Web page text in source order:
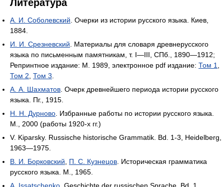
Литература
А. И. Соболевский . Очерки из истории русского языка. Киев,
1884.
И. И. Срезневский . Материалы для словаря древнерусского
языка по письменным памятникам, т. I—III, СПб., 1890—1912;
Репринтное издание: М. 1989, электронное pdf издание: Том 1
Том 2 Том 3
А. А. Шахматов . Очерк древнейшего периода истории русского
языка. Пг., 1915.
Н. Н. Дурново . Избранные работы по истории русского языка.
М., 2000 (работы 1920-х гг.)
V. Kiparsky. Russische historische Grammatik. Bd. 1-3, Heidelberg,
1963—1975.
В. И. Борковский
П. С. Кузнецов . Историческая грамматика
русского языка. М., 1965.